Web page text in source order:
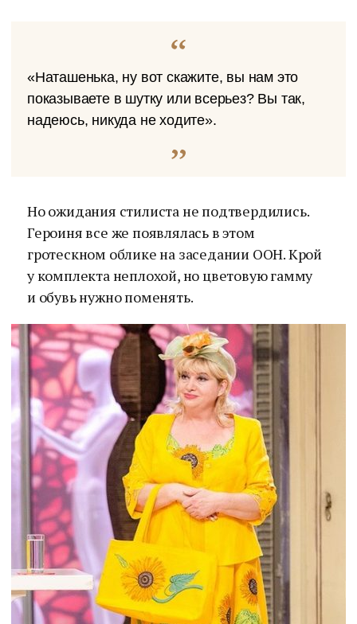
«Наташенька, ну вот скажите, вы нам это
показываете в шутку или всерьез? Вы так,
надеюсь, никуда не ходите».
Но ожидания стилиста не подтвердились.
Героиня все же появлялась в этом
гротескном облике на заседании ООН. Крой
у комплекта неплохой, но цветовую гамму
и обувь нужно поменять.